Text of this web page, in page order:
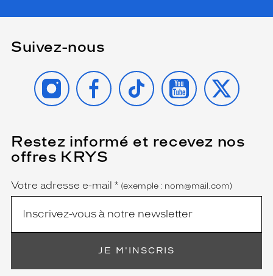
Suivez-nous
INSTAGRAMFACEBOOK
TIKTOK YOUTUBE
X
Restez informé et recevez nos
offres KRYS
Name
Votre adresse e-mail *
(Ce
champ
est
obligatoire)
(exemple : nom@mail.com)
JE M'INSCRIS